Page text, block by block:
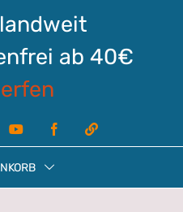
ab 40€
YouTube FacebookLinktree